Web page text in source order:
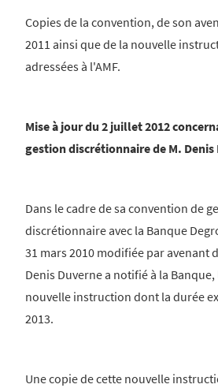
Copies de la convention, de son
2011 ainsi que de la nouvelle
adressées à l'AMF.
Mise à jour du 2 juillet 2012
gestion discrétionnaire de M. Denis
Dans le cadre de sa convention de
discrétionnaire avec la Banque
31 mars 2010 modifiée par avenant
Denis Duverne a notifié à la
nouvelle instruction dont la durée
2013.
Une copie de cette nouvelle